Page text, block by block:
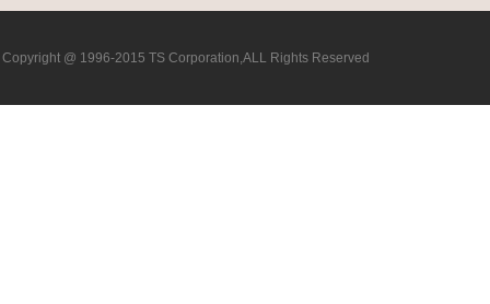
Copyright @ 1996-2015 TS Corporation,ALL Rights Reserved